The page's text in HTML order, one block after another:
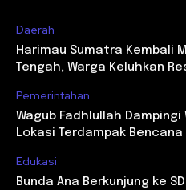
Daerah
Harimau Sumatra Kembali
Tengah, Warga Keluhkan
Pemerintahan
Wagub Fadhlullah Dampingi
Lokasi Terdampak
Edukasi
Bunda Ana Berkunjung ke